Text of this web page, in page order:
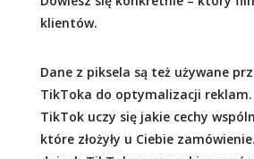
klientów.
Dane z piksela są też używane
TikToka do optymalizacji reklam.
TikTok uczy się jakie cechy
które złożyły u Ciebie